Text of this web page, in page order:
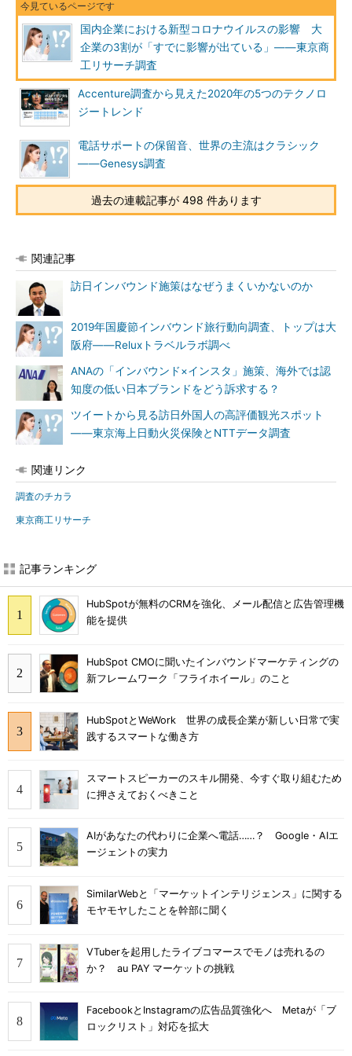
国内企業における新型コロナウイルスの影響 大
企業の3割が「すでに影響が出ている」――東京商
工リサーチ調査
Accenture調査から見えた2020年の5つのテクノロ
ジートレンド
電話サポートの保留音、世界の主流はクラシック
――Genesys調査
過去の連載記事が 498 件あります
関連記事
訪日インバウンド施策はなぜうまくいかないのか
2019年国慶節インバウンド旅行動向調査、トップは大
阪府――Reluxトラベルラボ調べ
ANAの「インバウンド×インスタ」施策、海外では認
知度の低い日本ブランドをどう訴求する？
ツイートから見る訪日外国人の高評価観光スポット
――東京海上日動火災保険とNTTデータ調査
関連リンク
調査のチカラ
東京商工リサーチ
記事ランキング
HubSpotが無料のCRMを強化、メール配信と広告管理機
能を提供
HubSpot CMOに聞いたインバウンドマーケティングの
新フレームワーク「フライホイール」のこと
HubSpotとWeWork 世界の成長企業が新しい日常で実
践するスマートな働き方
スマートスピーカーのスキル開発、今すぐ取り組むため
に押さえておくべきこと
AIがあなたの代わりに企業へ電話……？ Google・AIエ
ージェントの実力
SimilarWebと「マーケットインテリジェンス」に関する
モヤモヤしたことを幹部に聞く
VTuberを起用したライブコマースでモノは売れるの
か？ au PAY マーケットの挑戦
FacebookとInstagramの広告品質強化へ Metaが「ブ
ロックリスト」対応を拡大